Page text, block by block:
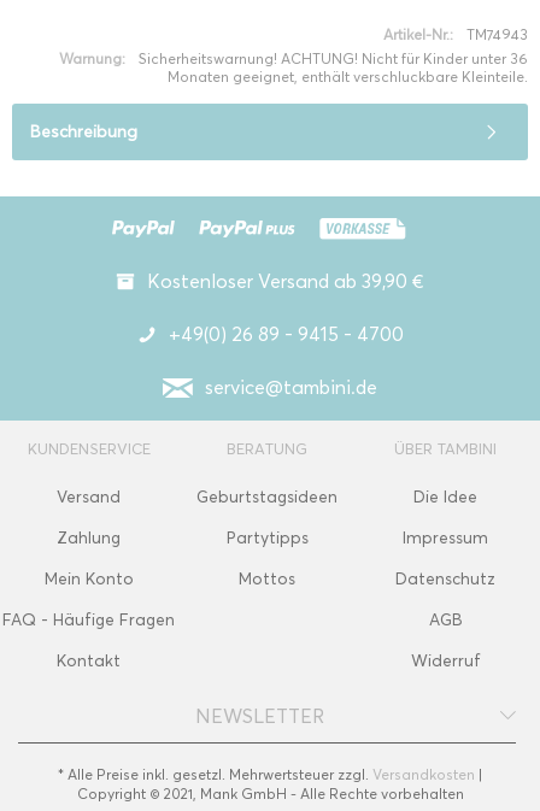
Artikel-Nr.:
TM74943
Warnung:
Sicherheitswarnung! ACHTUNG! Nicht für Kinder unter 36
Monaten geeignet, enthält verschluckbare Kleinteile.
Beschreibung
Kostenloser Versand ab 39,90 €
+49(0) 26 89 - 9415 - 4700
service@tambini.de
KUNDENSERVICE
Versand
Zahlung
Mein Konto
FAQ - Häufige Fragen
Kontakt
BERATUNG
Geburtstagsideen
Partytipps
Mottos
ÜBER TAMBINI
Die Idee
Impressum
Datenschutz
AGB
Widerruf
NEWSLETTER
* Alle Preise inkl. gesetzl. Mehrwertsteuer zzgl. Versandkosten |
Copyright © 2021, Mank GmbH - Alle Rechte vorbehalten